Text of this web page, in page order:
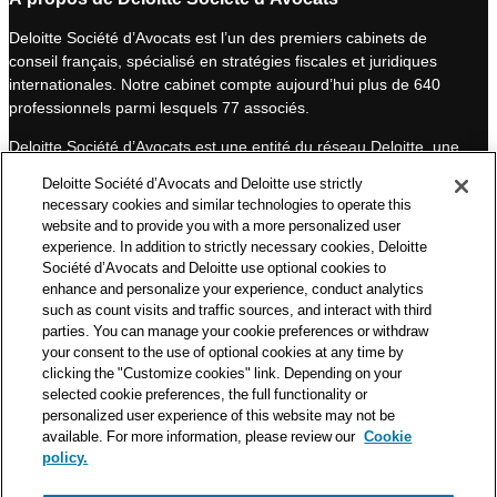
k
e
d
I
n
T
u
b
e
Deloitte Société d’Avocats est l’un des premiers cabinets de
conseil français, spécialisé en stratégies fiscales et juridiques
internationales. Notre cabinet compte aujourd’hui plus de 640
professionnels parmi lesquels 77 associés.
Deloitte Société d’Avocats est une entité du réseau Deloitte, une
professionnels et à ce titre, travaille avec les 50 000 fiscalistes
et juristes de Deloitte situés dans 150 pays.
Les informations contenues sur ce blog ont pour objectif
d’informer ses lecteurs de manière générale. Elles ne peuvent
en aucun cas se substituer à un conseil délivré par un
professionnel en fonction d’une situation donnée. Un soin
particulier est apporté à la rédaction de nos articles, néanmoins
Deloitte Société d’Avocats décline toute responsabilité relative
aux éventuelles erreurs et omissions qu’ils pourraient contenir.​
Deloitte Société d’Avocats and Deloitte use strictly
necessary cookies and similar technologies to operate this
website and to provide you with a more personalized user
experience. In addition to strictly necessary cookies, Deloitte
Société d’Avocats and Deloitte use optional cookies to
enhance and personalize your experience, conduct analytics
such as count visits and traffic sources, and interact with third
parties. You can manage your cookie preferences or withdraw
your consent to the use of optional cookies at any time by
clicking the "Customize cookies" link. Depending on your
selected cookie preferences, the full functionality or
personalized user experience of this website may not be
available. For more information, please review our Cookie
policy.